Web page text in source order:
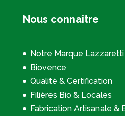
Nous connaître
Notre Marque Lazzaretti
Biovence
Qualité & Certification
Filières Bio & Locales
Fabrication Artisanale &